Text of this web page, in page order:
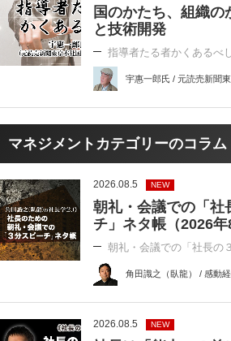
国のかたち、組織
と技術開発
指導者たる者かくあるべ
宇惠一郎氏 / 元読売新聞
マネジメントカテゴリーのコラム
2026.08.5 NEW
朝礼・会議での「社
チ」ネタ帳（2026年
朝礼・会議での「社長の
角田識之（臥龍） / 感動
2026.08.5 NEW